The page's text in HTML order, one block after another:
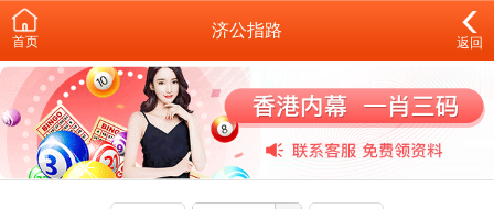
首页
济公指路
返回